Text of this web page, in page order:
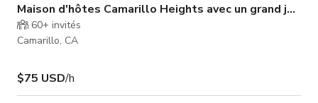
Maison d'hôtes Camarillo Heights avec un grand jardin
60+ invités
Camarillo, CA
$75 USD/h